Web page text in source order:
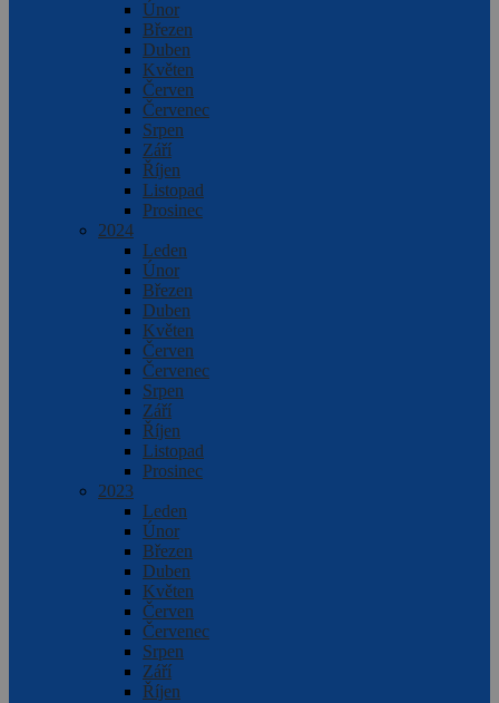
Únor
Březen
Duben
Květen
Červen
Červenec
Srpen
Září
Říjen
Listopad
Prosinec
2024
Leden
Únor
Březen
Duben
Květen
Červen
Červenec
Srpen
Září
Říjen
Listopad
Prosinec
2023
Leden
Únor
Březen
Duben
Květen
Červen
Červenec
Srpen
Září
Říjen